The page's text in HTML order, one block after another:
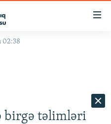
02:38
birgə təlimləri